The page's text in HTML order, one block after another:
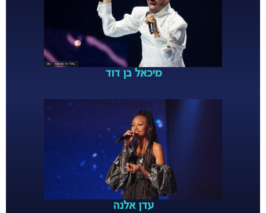
מיכאל בן דוד
עדן אלנה